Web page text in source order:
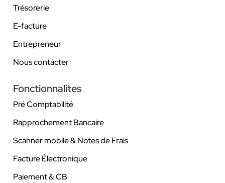
Trésorerie
E-facture
Entrepreneur
Nous contacter
Fonctionnalites
Pré Comptabilité
Rapprochement Bancaire
Scanner mobile & Notes de Frais
Facture Électronique
Paiement & CB